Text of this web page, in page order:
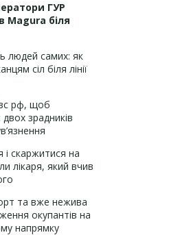
ГУР
Magura біля
людей самих: як
сіл біля лінії
зс рф, щоб
зрадників
і скаржитися на
лікаря, який вчив
та вже нежива
окупантів на
напрямку